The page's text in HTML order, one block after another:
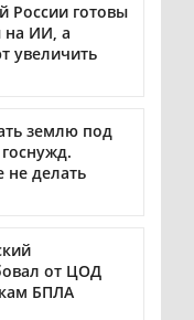
России готовы
на ИИ, а
увеличить
землю под
не делать
от ЦОД
БПЛА